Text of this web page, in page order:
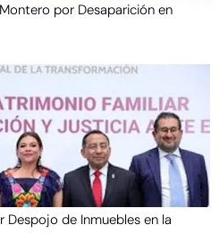
por Desaparición en
Despojo de Inmuebles en la